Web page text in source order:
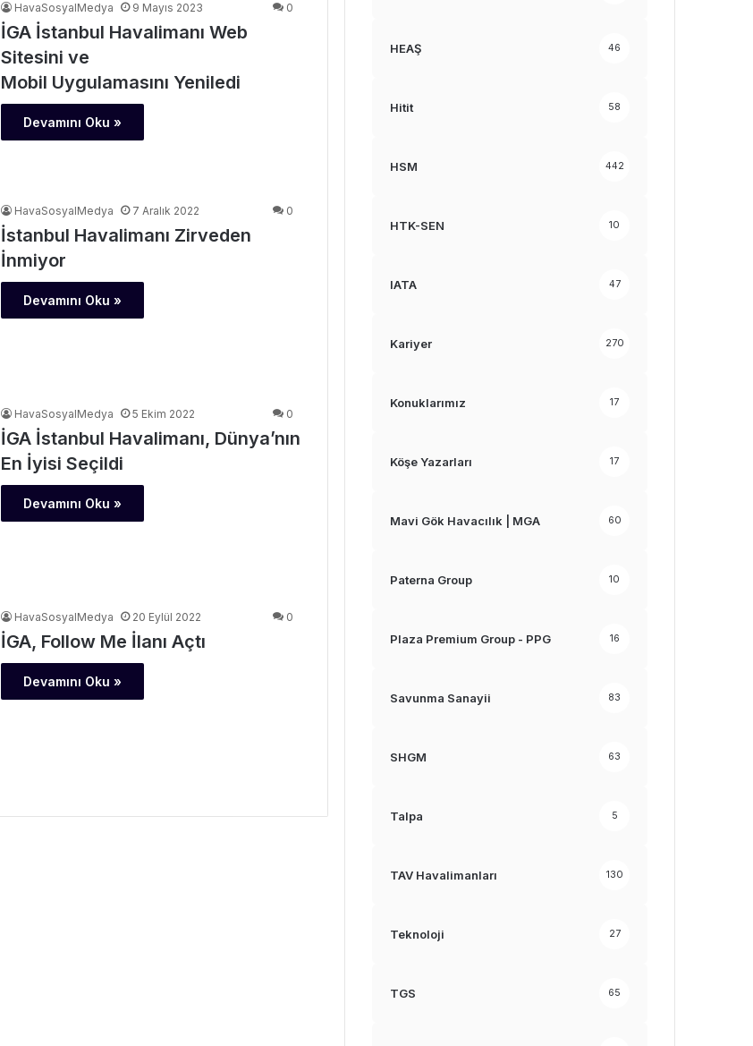
HavaSosyalMedya 9 Mayıs 2023 0
İGA İstanbul Havalimanı Web
Sitesini ve
Mobil Uygulamasını Yeniledi
Devamını Oku »
HavaSosyalMedya 7 Aralık 2022 0
İstanbul Havalimanı Zirveden
İnmiyor
Devamını Oku »
HavaSosyalMedya 5 Ekim 2022 0
İGA İstanbul Havalimanı, Dünya’nın
En İyisi Seçildi
Devamını Oku »
HavaSosyalMedya 20 Eylül 2022 0
İGA, Follow Me İlanı Açtı
Devamını Oku »
HEAŞ 46
Hitit 58
HSM 442
HTK-SEN 10
IATA 47
Kariyer 270
Konuklarımız 17
Köşe Yazarları 17
Mavi Gök Havacılık | MGA 60
Paterna Group 10
Plaza Premium Group - PPG 16
Savunma Sanayii 83
SHGM 63
Talpa 5
TAV Havalimanları 130
Teknoloji 27
TGS 65